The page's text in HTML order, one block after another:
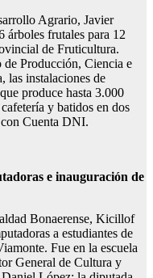
Agrario, Javier
árboles frutales para 12
de Fruticultura.
Producción, Ciencia e
las instalaciones de
produce hasta 3.000
y batidos en dos
Cuenta DNI.
e inauguración de
Bonaerense, Kicillof
a estudiantes de
Fue en la escuela
General de Cultura y